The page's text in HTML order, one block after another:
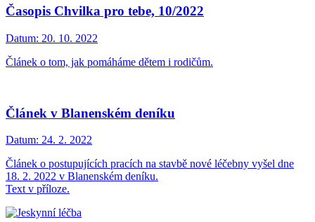
Časopis Chvilka pro tebe, 10/2022
Datum: 20. 10. 2022
Článek o tom, jak pomáháme dětem i rodičům.
Článek v Blanenském deníku
Datum: 24. 2. 2022
Článek o postupujících pracích na stavbě nové léčebny vyšel dne
18. 2. 2022 v Blanenském deníku.
Text v příloze.